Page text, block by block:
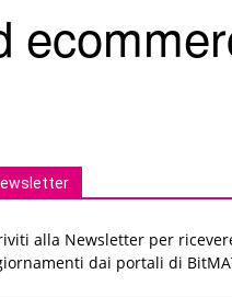
alla Newsletter per
dai portali di